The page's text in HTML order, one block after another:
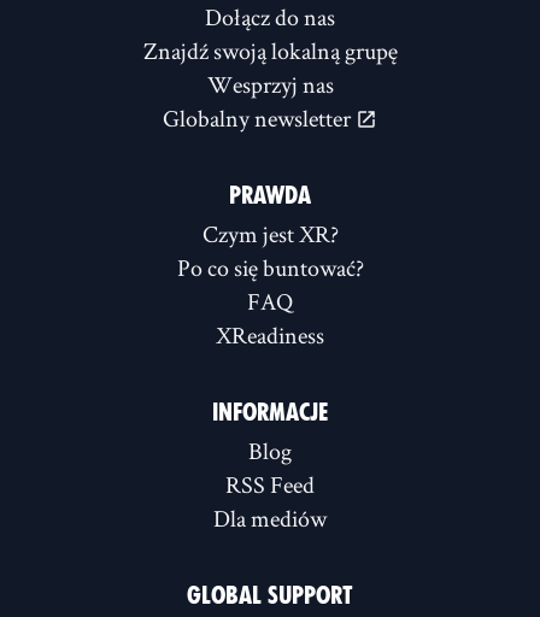
Dołącz do nas
Znajdź swoją lokalną grupę
Wesprzyj nas
Globalny newsletter
PRAWDA
Czym jest XR?
Po co się buntować?
FAQ
XReadiness
INFORMACJE
Blog
RSS Feed
Dla mediów
GLOBAL SUPPORT